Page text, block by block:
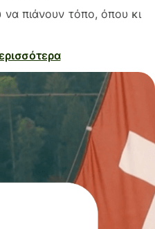
πιάνουν τόπο, όπου κι